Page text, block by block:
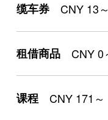
缆车券 CNY 13～
租借商品 CNY 0
课程 CNY 171～